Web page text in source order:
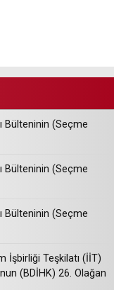
Bülteninin (Seçme
Bülteninin (Seçme
Bülteninin (Seçme
İşbirliği Teşkilatı (İİT)
(BDİHK) 26. Olağan